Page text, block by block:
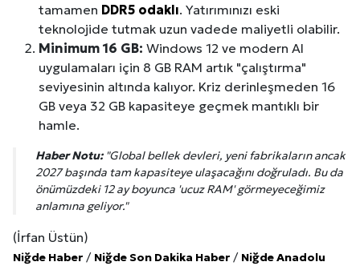
tamamen DDR5 odaklı. Yatırımınızı eski
teknolojide tutmak uzun vadede maliyetli olabilir.
Minimum 16 GB: Windows 12 ve modern AI
uygulamaları için 8 GB RAM artık "çalıştırma"
seviyesinin altında kalıyor. Kriz derinleşmeden 16
GB veya 32 GB kapasiteye geçmek mantıklı bir
hamle.
Haber Notu:"Global bellek devleri, yeni fabrikaların ancak
2027 başında tam kapasiteye ulaşacağını doğruladı. Bu da
önümüzdeki 12 ay boyunca 'ucuz RAM' görmeyeceğimiz
anlamına geliyor."
(İrfan Üstün)
Niğde Haber / Niğde Son Dakika Haber / Niğde Anadolu